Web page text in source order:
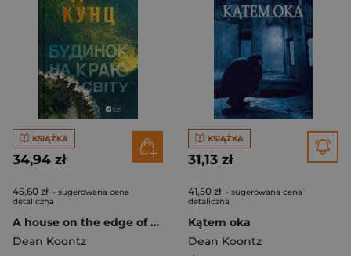
KSIĄŻKA
34,94 zł
45,60 zł - sugerowana cena
detaliczna
A house on the edge of the world UA
Dean Koontz
KSIĄŻKA
31,13 zł
41,50 zł - sugerowana cena
detaliczna
Kątem oka
Dean Koontz